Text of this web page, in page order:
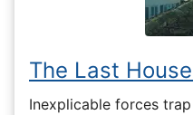
The Last
Inexplicable forces